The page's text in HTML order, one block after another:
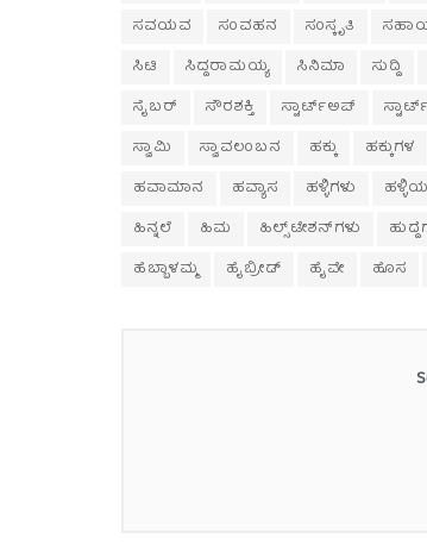
ಸವಯವ
ಸಂವಹನ ಸಂಸ್ಕೃತಿ
ಸಿಟಿ
ಸಿದ್ದರಾಮಯ್ಯ ಸಿನಿಮಾ ಸುದ್ದಿ
ಸೈಬರ್
ಸೌರಶಕ್ತಿ ಸ್ಟಾರ್ಟ್‌ಅಪ್
ಸ್ವಾಮಿ
ಸ್ವಾವಲಂಬನ ಹಕ್ಕು ಹಕ್ಕುಗಳ
ಹವಾಮಾನ
ಹವ್ಯಾಸ ಹಳ್ಳಿಗಳು ಹಳ್ಳಿಯ
ಹಿನ್ನಲೆ
ಹಿಮ ಹಿಲ್ಸ್‌ಟೇಶನ್‌ಗಳು
ಹೆಬ್ಬಾಳಮ್ಮ
ಹೈಬ್ರೀಡ್ ಹೈವೇ ಹೊಸ